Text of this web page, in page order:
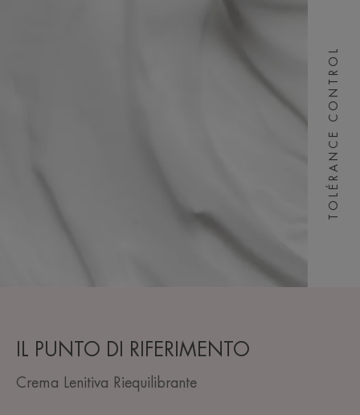
IL PUNTO DI RIFERIMENTO
Crema Lenitiva Riequilibrante
TOLÉRANCE CONTROL